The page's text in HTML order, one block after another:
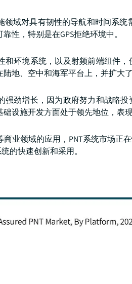
域对具有韧性的导航和时间系
性，特别是在GPS拒绝环境中。
和环境系统，以及射频前端组件
地、空中和海军平台上，并扩大
强劲增长，因为政府努力和战略
设施开发方面处于领先地位，表现
业领域的应用，PNT系统市场正
的快速创新和采用。